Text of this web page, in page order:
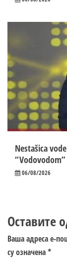
Nestašica
06/08/2026
Оставите
Ваша адреса е-
су означена*